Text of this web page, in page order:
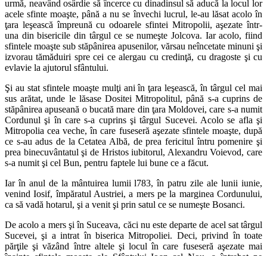
urmă, neavând osârdie să încerce cu dinadinsul să aducă la locul lor
acele sfinte moaşte, până a nu se învechi lucrul, le-au lăsat acolo în
ţara leşească împreună cu odoarele sfintei Mitropolii, aşezate într-
una din bisericile din târgul ce se numeşte Jolcova. Iar acolo, fiind
sfintele moaşte sub stăpânirea apusenilor, vărsau neîncetate minuni şi
izvorau tămăduiri spre cei ce alergau cu credinţă, cu dragoste şi cu
evlavie la ajutorul sfântului.
Şi au stat sfintele moaşte mulţi ani în ţara leşească, în târgul cel mai
sus arătat, unde le lăsase Dositei Mitropolitul, până s-a cuprins de
stăpânirea apuseană o bucată mare din ţara Moldovei, care s-a numit
Cordunul şi în care s-a cuprins şi târgul Sucevei. Acolo se afla şi
Mitropolia cea veche, în care fuseseră aşezate sfintele moaşte, după
ce s-au adus de la Cetatea Albă, de prea fericitul întru pomenire şi
prea binecuvântatul şi de Hristos iubitorul, Alexandru Voievod, care
s-a numit şi cel Bun, pentru faptele lui bune ce a făcut.
Iar în anul de la mântuirea lumii l783, în patru zile ale lunii iunie,
venind Iosif, împăratul Austriei, a mers pe la marginea Cordunului,
ca să vadă hotarul, şi a venit şi prin satul ce se numeşte Bosanci.
De acolo a mers şi în Suceava, căci nu este departe de acel sat târgul
Sucevei, şi a intrat în biserica Mitropoliei. Deci, privind în toate
părţile şi văzând între altele şi locul în care fuseseră aşezate mai